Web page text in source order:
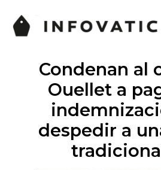
Condenan al
Ouellet a
despedir a